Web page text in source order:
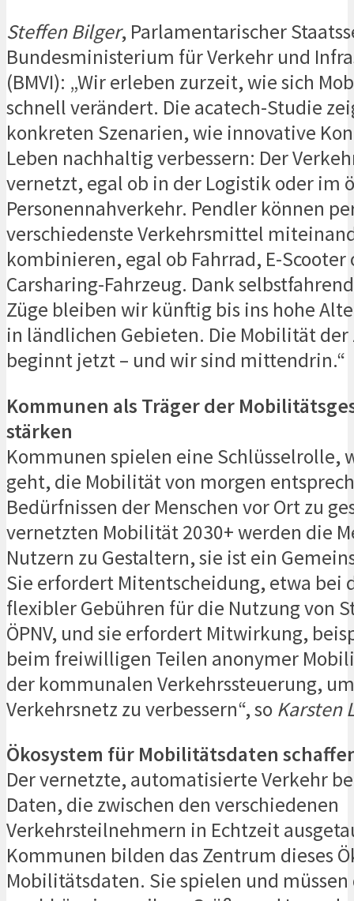
Steffen Bilger, Parlamentarischer
Bundesministerium für Verkehr und
(BMVI): „Wir erleben zurzeit, wie sich
schnell verändert. Die acatech-Studie
konkreten Szenarien, wie innovative
Leben nachhaltig verbessern: Der
vernetzt, egal ob in der Logistik oder im
Personennahverkehr. Pendler können
verschiedenste Verkehrsmittel
kombinieren, egal ob Fahrrad, E-Scooter
Carsharing-Fahrzeug. Dank
Züge bleiben wir künftig bis ins hohe
in ländlichen Gebieten. Die Mobilität
beginnt jetzt – und wir sind mittendrin.“
Kommunen als Träger der
stärken
Kommunen spielen eine Schlüsselrolle,
geht, die Mobilität von morgen
Bedürfnissen der Menschen vor Ort zu
vernetzten Mobilität 2030+ werden die
Nutzern zu Gestaltern, sie ist ein
Sie erfordert Mitentscheidung, etwa bei
flexibler Gebühren für die Nutzung von
ÖPNV, und sie erfordert Mitwirkung,
beim freiwilligen Teilen anonymer
der kommunalen Verkehrssteuerung,
Verkehrsnetz zu verbessern“, so Karsten
Ökosystem für Mobilitätsdaten
Der vernetzte, automatisierte Verkehr
Daten, die zwischen den verschiedenen
Verkehrsteilnehmern in Echtzeit
Kommunen bilden das Zentrum dieses
Mobilitätsdaten. Sie spielen und müssen